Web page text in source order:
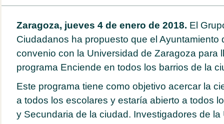
Zaragoza, jueves 4 de enero de 2018. El
Ciudadanos ha propuesto que el Ayuntamiento
convenio con la Universidad de Zaragoza para
programa Enciende en todos los barrios de la
Este programa tiene como objetivo acercar la
a todos los escolares y estaría abierto a todos
y Secundaria de la ciudad. Investigadores de la